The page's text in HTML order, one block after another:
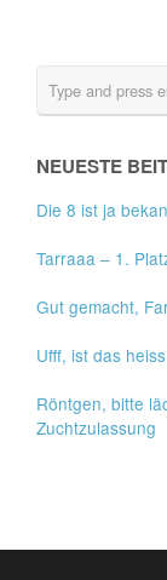
NEUESTE
Die 8 ist ja
Tarraaa – 1.
Gut gemacht,
Ufff, ist das
Röntgen, bitte
Zuchtzulassung